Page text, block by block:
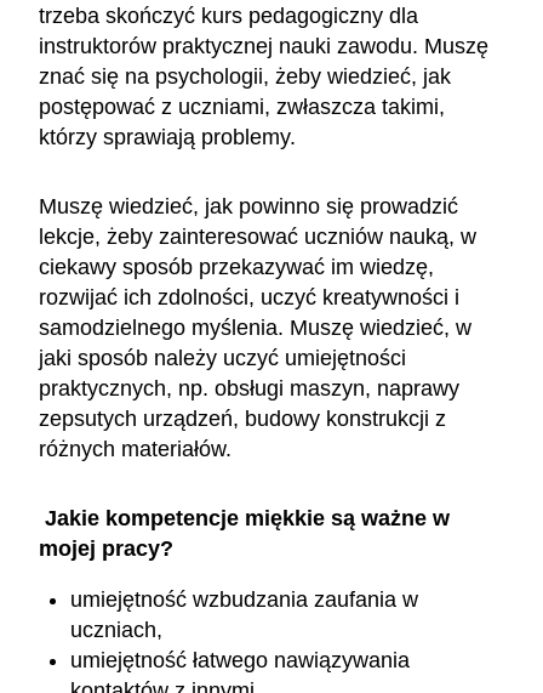
trzeba skończyć kurs pedagogiczny dla
instruktorów praktycznej nauki zawodu. Muszę
znać się na psychologii, żeby wiedzieć, jak
postępować z uczniami, zwłaszcza takimi,
którzy sprawiają problemy.
Muszę wiedzieć, jak powinno się prowadzić
lekcje, żeby zainteresować uczniów nauką, w
ciekawy sposób przekazywać im wiedzę,
rozwijać ich zdolności, uczyć kreatywności i
samodzielnego myślenia. Muszę wiedzieć, w
jaki sposób należy uczyć umiejętności
praktycznych, np. obsługi maszyn, naprawy
zepsutych urządzeń, budowy konstrukcji z
różnych materiałów.
Jakie kompetencje miękkie są ważne w
mojej pracy?
umiejętność wzbudzania zaufania w
uczniach,
umiejętność łatwego nawiązywania